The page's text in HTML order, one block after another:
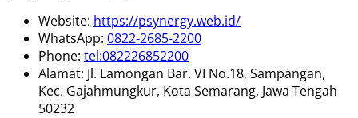
Website: https://psynergy.web.id/
WhatsApp: 0822-2685-2200
Phone: tel:082226852200
Alamat: Jl. Lamongan Bar. VI No.18, Sampangan,
Kec. Gajahmungkur, Kota Semarang, Jawa Tengah
50232